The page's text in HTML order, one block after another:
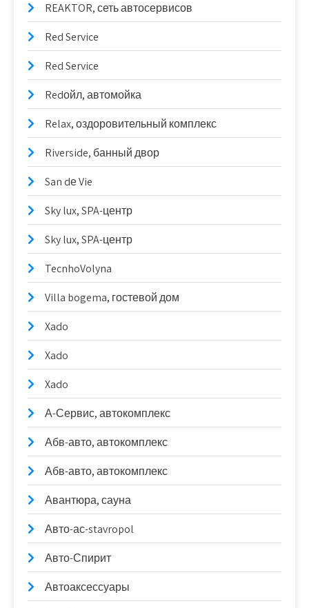
REAKTOR, сеть автосервисов
Red Service
Red Service
Redойл, автомойка
Relax, оздоровительный комплекс
Riverside, банный двор
San dе Vie
Sky lux, SPA-центр
Sky lux, SPA-центр
TecnhoVolyna
Villa bogema, гостевой дом
Xado
Xado
Xado
А-Сервис, автокомплекс
Абв-авто, автокомплекс
Абв-авто, автокомплекс
Авантюра, сауна
Авто-ас-stavropol
Авто-Спирит
Автоаксессуары